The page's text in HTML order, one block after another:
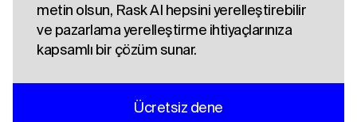
metin olsun, Rask AI hepsini yerelleştirebilir
ve pazarlama yerelleştirme ihtiyaçlarınıza
kapsamlı bir çözüm sunar.
Ücretsiz dene